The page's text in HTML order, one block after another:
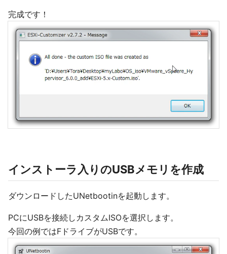
完成です！
インストーラ入りのUSBメモリを作成
ダウンロードしたUNetbootinを起動します。
PCにUSBを接続しカスタムISOを選択します。
今回の例ではFドライブがUSBです。